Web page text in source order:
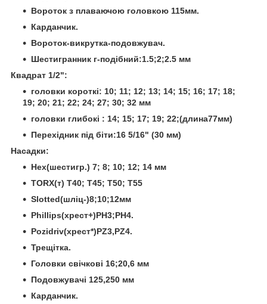
Вороток з плаваючою головкою 115мм.
Карданчик.
Вороток-викрутка-подовжувач.
Шестигранник г-подібний:1.5;2;2.5 мм
Квадрат 1/2":
головки короткі: 10; 11; 12; 13; 14; 15; 16; 17; 18;
19; 20; 21; 22; 24; 27; 30; 32 мм
головки глибокі : 14; 15; 17; 19; 22;(длина77мм)
Перехідник під біти:16 5/16" (30 мм)
Насадки:
Hex(шестигр.) 7; 8; 10; 12; 14 мм
TORX(т) T40; T45; T50; T55
Slotted(шліц-)8;10;12мм
Phillips(хрест+)РН3;РН4.
Pozidriv(хрест*)PZ3,PZ4.
Трещітка.
Головки свічкові 16;20,6 мм
Подовжувачі 125,250 мм
Карданчик.